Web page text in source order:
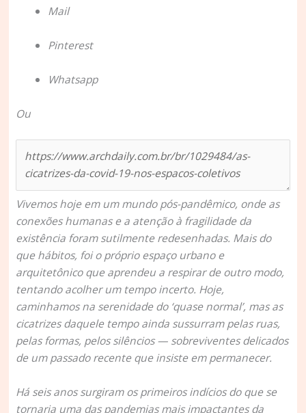
Mail
Pinterest
Whatsapp
Ou
Vivemos hoje em um mundo pós-pandêmico, onde as
conexões humanas e a atenção à fragilidade da
existência foram sutilmente redesenhadas. Mais do
que hábitos, foi o próprio espaço urbano e
arquitetônico que aprendeu a respirar de outro modo,
tentando acolher um tempo incerto. Hoje,
caminhamos na serenidade do ‘quase normal’, mas as
cicatrizes daquele tempo ainda sussurram pelas ruas,
pelas formas, pelos silêncios — sobreviventes delicados
de um passado recente que insiste em permanecer.
Há seis anos surgiram os primeiros indícios do que se
tornaria uma das pandemias mais impactantes da